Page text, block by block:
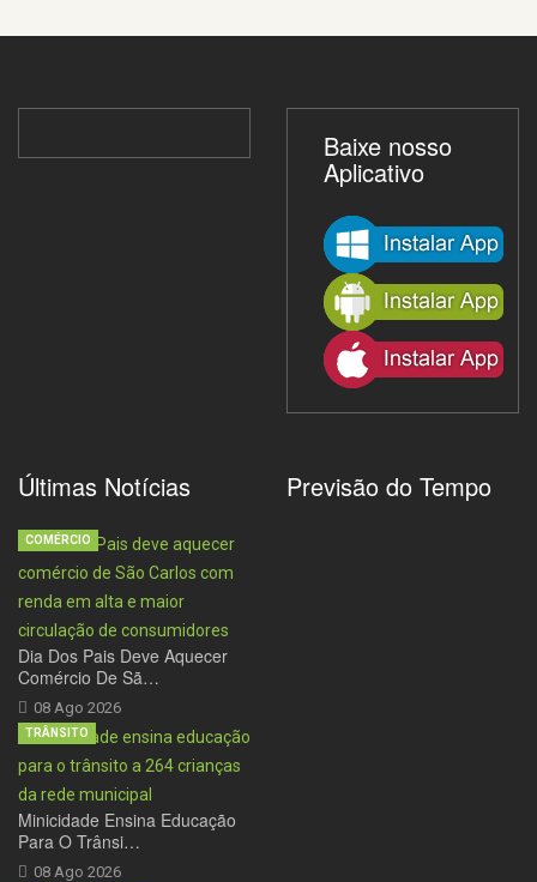
Baixe nosso
Aplicativo
Últimas Notícias
Dia Dos Pais Deve Aquecer
Comércio De Sã…
08 Ago 2026
COMÉRCIO
Minicidade Ensina Educação
Para O Trânsi…
08 Ago 2026
TRÂNSITO
Previsão do Tempo